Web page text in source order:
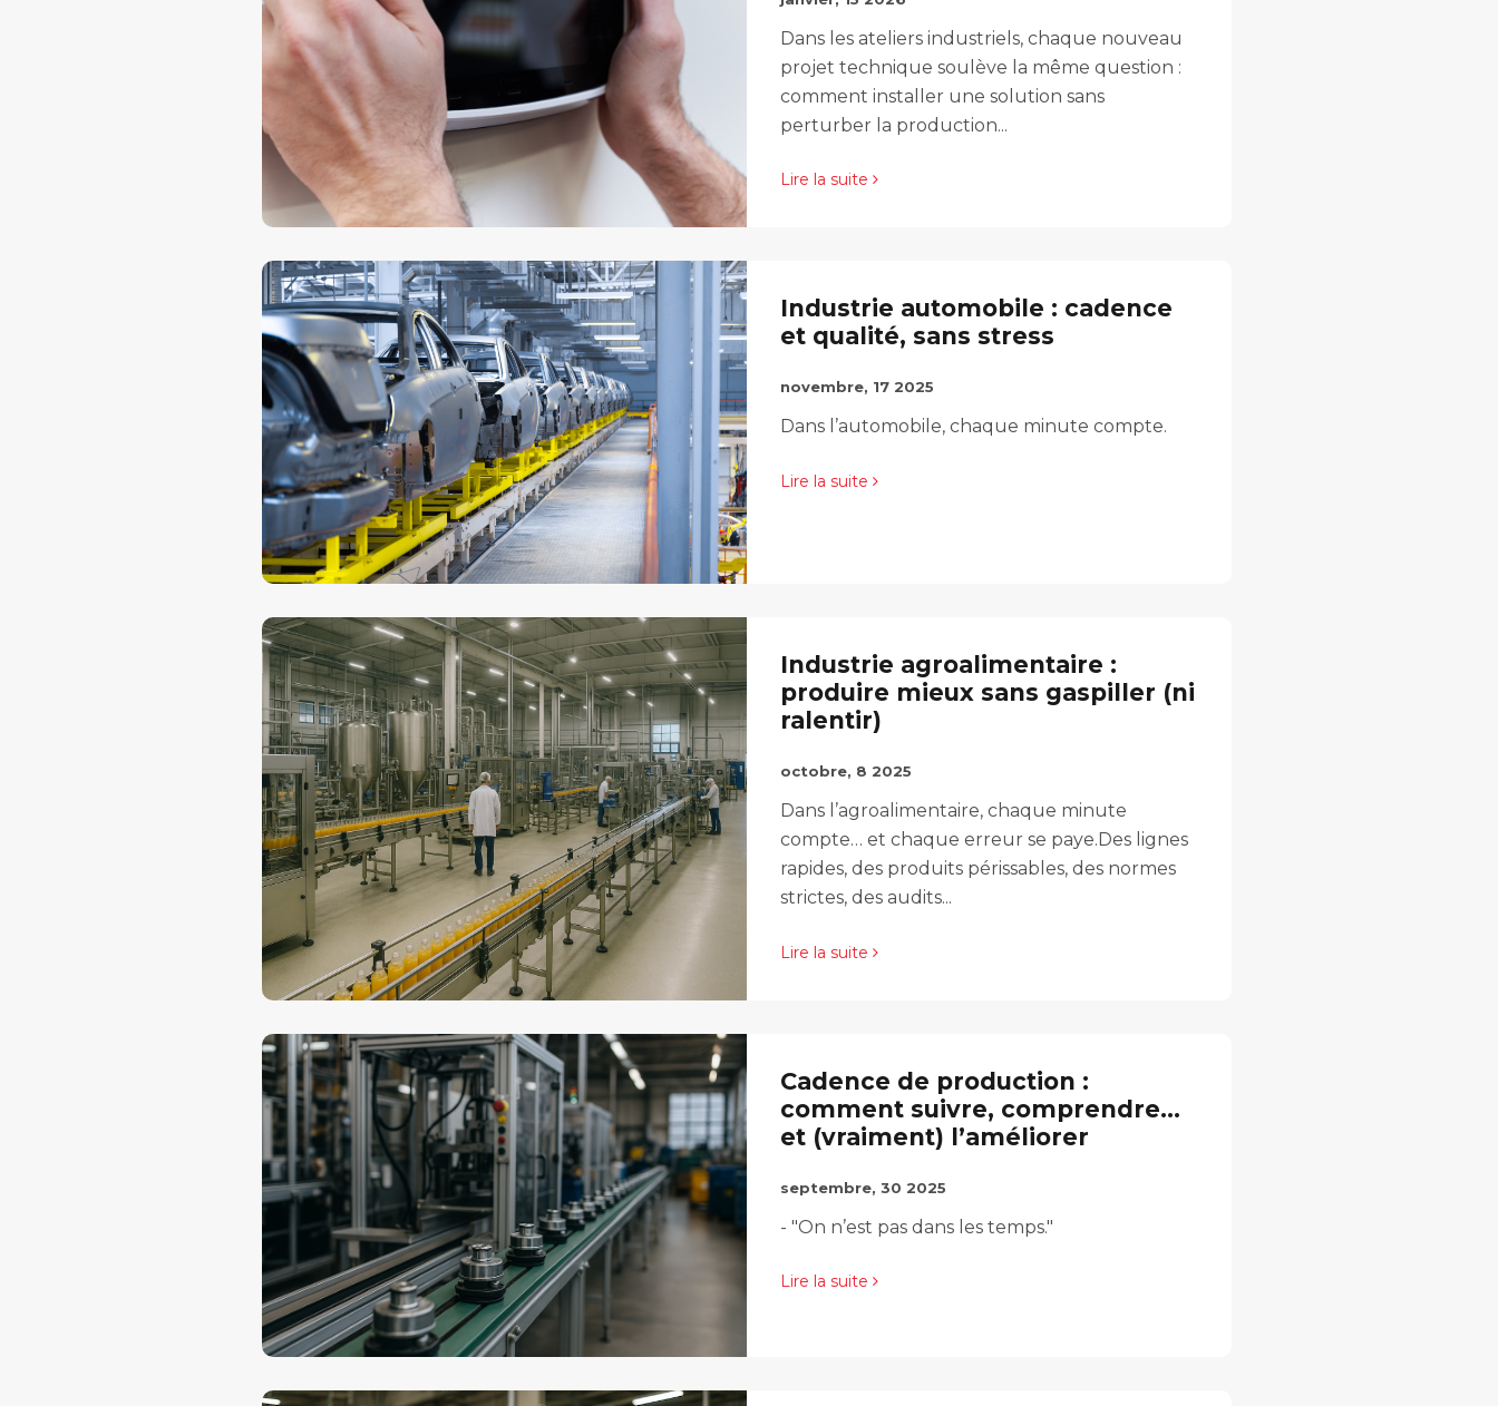
Dans les ateliers industriels, chaque nouveau
projet technique soulève la même question :
comment installer une solution sans
perturber la production...
Lire la suite
Industrie automobile : cadence
et qualité, sans stress
novembre, 17 2025
Dans l’automobile, chaque minute compte.
Lire la suite
Industrie agroalimentaire :
produire mieux sans gaspiller (ni
ralentir)
octobre, 8 2025
Dans l’agroalimentaire, chaque minute
compte… et chaque erreur se paye.Des lignes
rapides, des produits périssables, des normes
strictes, des audits...
Lire la suite
Cadence de production :
comment suivre, comprendre…
et (vraiment) l’améliorer
septembre, 30 2025
- "On n’est pas dans les temps."
Lire la suite